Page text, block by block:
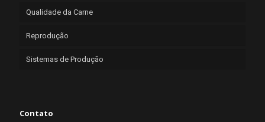
Qualidade da Carne
Reprodução
Sistemas de Produção
Contato